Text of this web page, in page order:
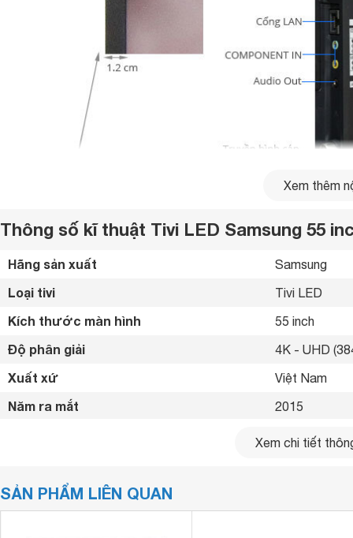
Smart Tivi LED Samsung UA55JU7000- tivi
Thiết kế trang nhã, sang trọng
siêu mỏng, tinh tế mang đến cảm giác chân thật như hình
Xem thêm
Thông số kĩ thuật Tivi LED Samsung 55
Hãng sản xuất Samsung
Loại tivi Tivi LED
Kích thước màn hình 55 inch
Độ phân giải 4K - UHD
Xuất xứ Việt Nam
Năm ra mắt 2015
Cổng LAN,
USB
Xem chi tiết
SẢN PHẨM LIÊN QUAN